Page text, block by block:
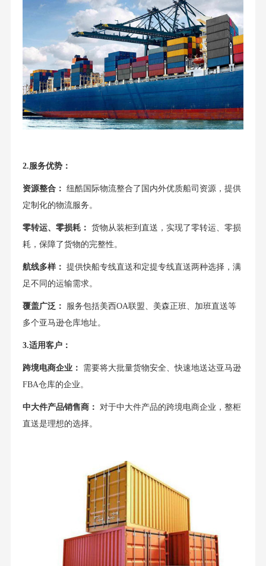
2.服务优势：
资源整合： 纽酷国际物流整合了国内外优质船司资源，提供
定制化的物流服务。
零转运、零损耗： 货物从装柜到直送，实现了零转运、零损
耗，保障了货物的完整性。
航线多样： 提供快船专线直送和定提专线直送两种选择，满
足不同的运输需求。
覆盖广泛：
服务包括美西OA联盟、美森正班、加班直送等
多个亚马逊仓库地址。
3.适用客户：
跨境电商企业：
需要将大批量货物安全、快速地送达亚马逊
FBA仓库的企业。
中大件产品销售商： 对于中大件产品的跨境电商企业，整柜
直送是理想的选择。